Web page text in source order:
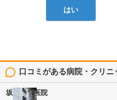
はい
口コミがある病院・クリニ
坂本歯科医院